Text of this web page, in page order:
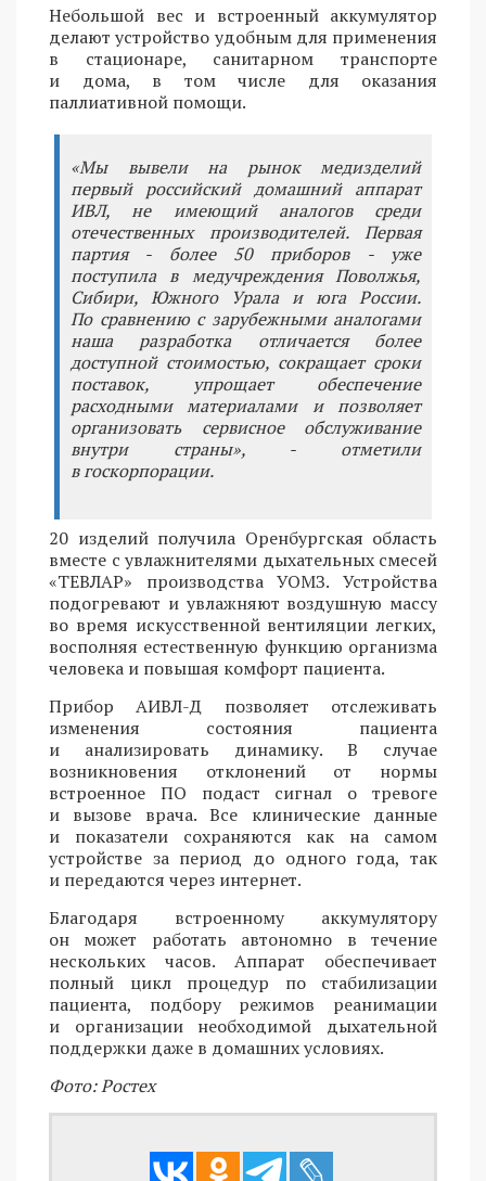
Небольшой вес и встроенный аккумулятор
делают устройство удобным для применения
в стационаре, санитарном транспорте
и дома, в том числе для оказания
паллиативной помощи.
«Мы вывели на рынок медизделий
первый российский домашний аппарат
ИВЛ, не имеющий аналогов среди
отечественных производителей. Первая
партия - более 50 приборов - уже
поступила в медучреждения Поволжья,
Сибири, Южного Урала и юга России.
По сравнению с зарубежными аналогами
наша разработка отличается более
доступной стоимостью, сокращает сроки
поставок, упрощает обеспечение
расходными материалами и позволяет
организовать сервисное обслуживание
внутри страны», - отметили
в госкорпорации.
20 изделий получила Оренбургская область
вместе с увлажнителями дыхательных смесей
«ТЕВЛАР» производства УОМЗ. Устройства
подогревают и увлажняют воздушную массу
во время искусственной вентиляции легких,
восполняя естественную функцию организма
человека и повышая комфорт пациента.
Прибор АИВЛ-Д позволяет отслеживать
изменения состояния пациента
и анализировать динамику. В случае
возникновения отклонений от нормы
встроенное ПО подаст сигнал о тревоге
и вызове врача. Все клинические данные
и показатели сохраняются как на самом
устройстве за период до одного года, так
и передаются через интернет.
Благодаря встроенному аккумулятору
он может работать автономно в течение
нескольких часов. Аппарат обеспечивает
полный цикл процедур по стабилизации
пациента, подбору режимов реанимации
и организации необходимой дыхательной
поддержки даже в домашних условиях.
Фото: Ростех